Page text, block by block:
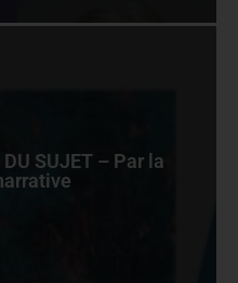
SUJET – Par la